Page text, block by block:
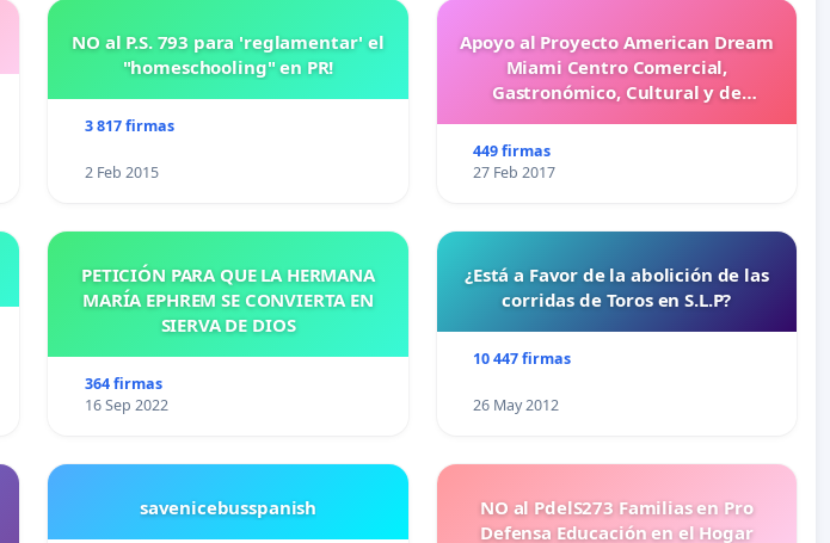
NO al P.S. 793 para 'reglamentar' el
"homeschooling" en PR!
3 817 firmas
2 Feb 2015
Apoyo al Proyecto American Dream
Miami Centro Comercial,
Gastronómico, Cultural y de
449 firmas
27 Feb 2017
PETICIÓN PARA QUE LA HERMANA
MARÍA EPHREM SE CONVIERTA EN
SIERVA DE DIOS
364 firmas
16 Sep 2022
¿Está a Favor de la abolición de las
corridas de Toros en S.L.P?
10 447 firmas
26 May 2012
savenicebusspanish
NO al PdelS273 Familias en Pro
Defensa Educación en el Hogar